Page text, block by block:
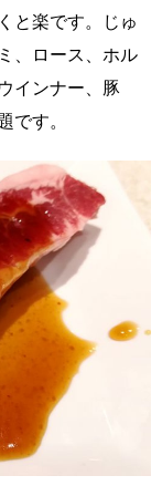
と楽です。じゅ
、ロース、ホル
インナー、豚
です。